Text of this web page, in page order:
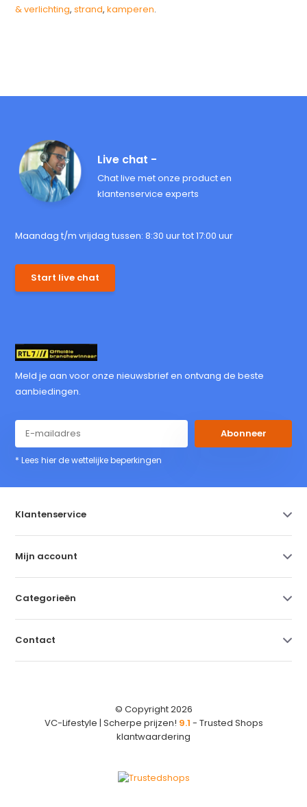
& verlichting,strand,kamperen.
Live chat -
Chat live met onze product en
klantenservice experts
Maandag t/m vrijdag tussen: 8:30 uur tot 17:00 uur
Start live chat
Meld je aan voor onze nieuwsbrief en ontvang de beste
aanbiedingen.
Abonneer
* Lees hier de wettelijke beperkingen
Klantenservice
Mijn account
Categorieën
Contact
© Copyright 2026
VC-Lifestyle | Scherpe prijzen! 9.1 - Trusted Shops
klantwaardering